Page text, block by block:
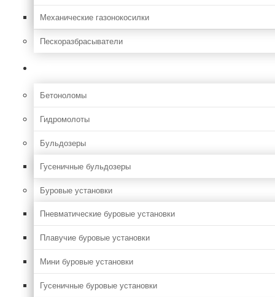
Механические газонокосилки
Пескоразбрасыватели
Бетоноломы
Гидромолоты
Бульдозеры
Гусеничные бульдозеры
Буровые установки
Пневматические буровые установки
Плавучие буровые установки
Мини буровые установки
Гусеничные буровые установки